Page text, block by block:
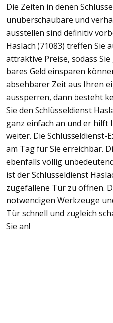
Die Zeiten in denen
unüberschaubare und
ausstellen sind definitiv
Haslach (71083) treffen Sie
attraktive Preise, sodass
bares Geld einsparen
absehbarer Zeit aus Ihren
aussperren, dann besteht
Sie den Schlüsseldienst
ganz einfach an und er
weiter. Die Schlüsseldienst-
am Tag für Sie erreichbar.
ebenfalls völlig
ist der Schlüsseldienst
zugefallene Tür zu öffnen.
notwendigen Werkzeuge
Tür schnell und zugleich
Sie an!